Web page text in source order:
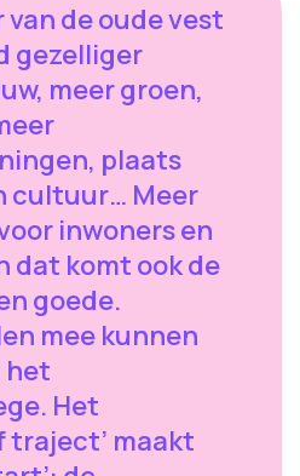
van de oude vest
gezelliger
meer groen,
plaats
cultuur… Meer
inwoners en
dat komt ook de
goede.
mee kunnen
het
Het
maakt